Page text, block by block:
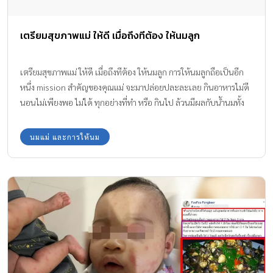
เตรียมสุขภาพแม่ ให้ดี เมื่อถึงทีต้อง ให้นมลูก
เตรียมสุขภาพแม่ ให้ดี เมื่อถึงทีต้อง ให้นมลูก การให้นมลูกถือเป็นอีก
หนึ่ง mission สำคัญของคุณแม่ จะมาปล่อยปละละเลย กินอาหารไม่ดี
นอนไม่เพียงพอ ไม่ได้ ทุกอย่างที่ทำ หรือ กินไป ล้วนมีผลกับน้ำนมทั้ง
นมแม่ และการให้นม